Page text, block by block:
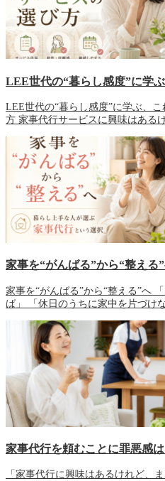
LEE世代の“暮らし感度”に学
LEE世代の“暮らし感度”に学ぶ、
方 家事代行サービスに興味はある
家事を“がんばる”から“整え
家事を“がんばる”から“整える”へ
ば」 「休日のうちに家中を片づけ
家事代行を頼むことに罪悪感
「家事代行に興味はあるけれど、